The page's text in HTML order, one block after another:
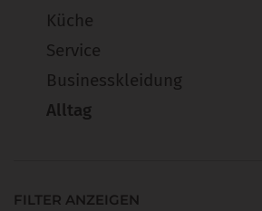
Küche
Service
Businesskleidung
Alltag
FILTER ANZEIGEN